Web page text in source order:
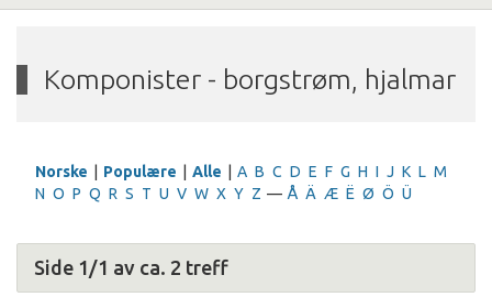
Komponister - borgstrøm, hjalmar
Norske Populære Alle A B C D E F G H I J K L M
N O P Q R S T U V W X Y Z — Å Ä Æ Ë Ø Ö Ü
Side 1/1 av ca. 2 treff